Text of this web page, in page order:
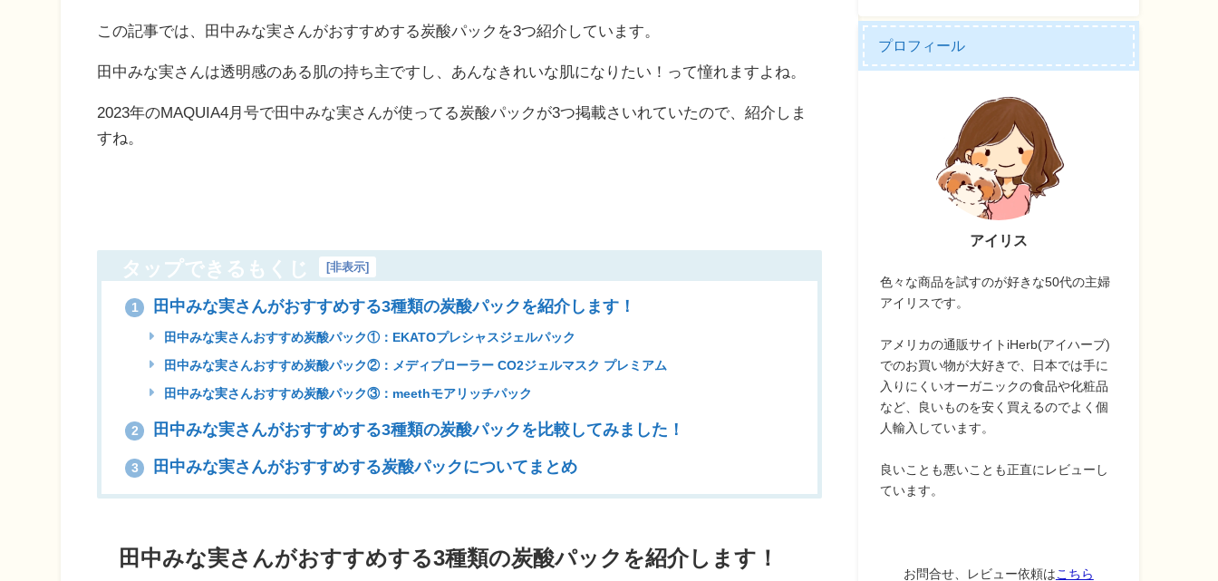
この記事では、田中みな実さんがおすすめする炭酸パックを3つ紹介しています。
田中みな実さんは透明感のある肌の持ち主ですし、あんなきれいな肌になりたい！って憧れますよね。
2023年のMAQUIA4月号で田中みな実さんが使ってる炭酸パックが3つ掲載さいれていたので、紹介しま
すね。
タップできるもくじ [非表示]
1 田中みな実さんがおすすめする3種類の炭酸パックを紹介します！
田中みな実さんおすすめ炭酸パック①：EKATOプレシャスジェルパック
田中みな実さんおすすめ炭酸パック②：メディプローラー CO2ジェルマスク プレミアム
田中みな実さんおすすめ炭酸パック③：meethモアリッチパック
2 田中みな実さんがおすすめする3種類の炭酸パックを比較してみました！
3 田中みな実さんがおすすめする炭酸パックについてまとめ
田中みな実さんがおすすめする3種類の炭酸パックを紹介します！
プロフィール
アイリス
色々な商品を試すのが好きな50代の主婦
アイリスです。
アメリカの通販サイトiHerb(アイハーブ)
でのお買い物が大好きで、日本では手に
入りにくいオーガニックの食品や化粧品
など、良いものを安く買えるのでよく個
人輸入しています。
良いことも悪いことも正直にレビューし
ています。
お問合せ、レビュー依頼は こちら